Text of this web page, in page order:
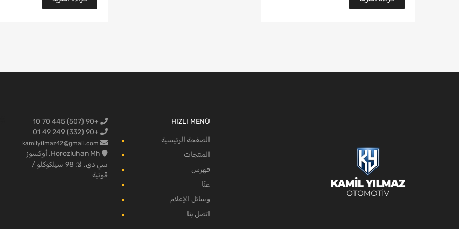
HIZLI MENÜ
الصفحة الرئيسية
المنتجات
فهرس
عنّا
وسائل الإعلام
اتصل بنا
+90 (507) 445 70 10
+90 (332) 249 49 01
kamilyilmaz42@gmail.com
Horozluhan Mh. أوكسوز
سي دي. لا: 98 سيلكوكلو /
قونية